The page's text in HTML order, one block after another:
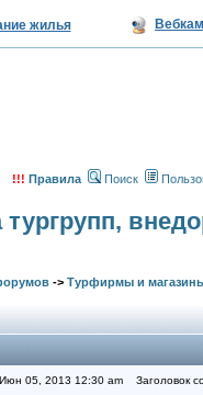
жилья
!!! Правила Поиск
тургрупп,
-> Турфирмы и
05, 2013 12:30 am Заголовок